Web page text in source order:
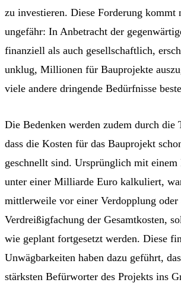
zu investieren. Diese Forderung kommt
ungefähr: In Anbetracht der
finanziell als auch gesellschaftlich,
unklug, Millionen für Bauprojekte
viele andere dringende Bedürfnisse
Die Bedenken werden zudem durch die
dass die Kosten für das Bauprojekt
geschnellt sind. Ursprünglich mit
unter einer Milliarde Euro kalkuliert,
mittlerweile vor einer Verdopplung oder
Verdreißigfachung der Gesamtkosten,
wie geplant fortgesetzt werden. Diese
Unwägbarkeiten haben dazu geführt,
stärksten Befürworter des Projekts ins